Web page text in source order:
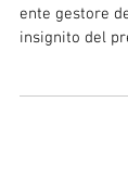
Il Centro Studi
insignito del